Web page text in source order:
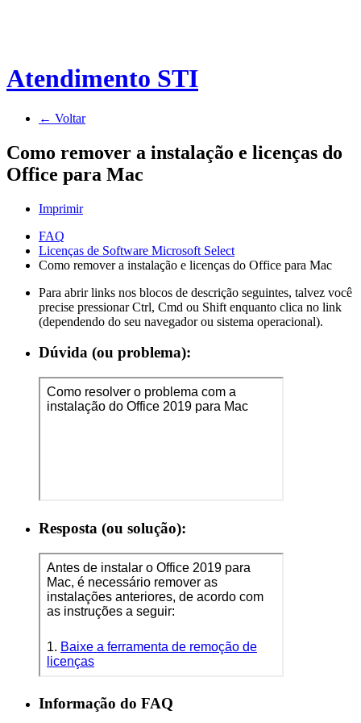
Atendimento STI
← Voltar
Como remover a instalação e licenças do
Office para Mac
Imprimir
FAQ
Licenças de Software Microsoft Select
Como remover a instalação e licenças do Office para Mac
Para abrir links nos blocos de descrição seguintes, talvez você
precise pressionar Ctrl, Cmd ou Shift enquanto clica no link
(dependendo do seu navegador ou sistema operacional).
Dúvida (ou problema):
Resposta (ou solução):
Informação do FAQ